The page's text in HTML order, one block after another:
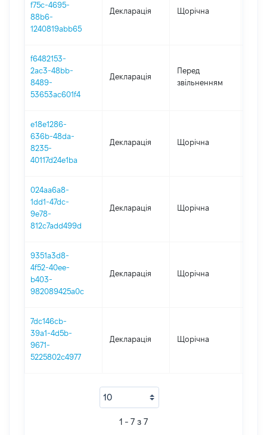
f75c-4695-
88b6-
1240819abb65
Декларація Щорічна
f6482153-
2ac3-48bb-
8489-
53653ac601f4
Декларація
Перед
звільненням
e18e1286-
636b-48da-
8235-
40117d24e1ba
Декларація Щорічна
024aa6a8-
1dd1-47dc-
9e78-
812c7add499d
Декларація Щорічна
9351a3d8-
4f52-40ee-
b403-
982089425a0c
Декларація Щорічна
7dc146cb-
39a1-4d5b-
9671-
5225802c4977
Декларація Щорічна
1 - 7 з 7